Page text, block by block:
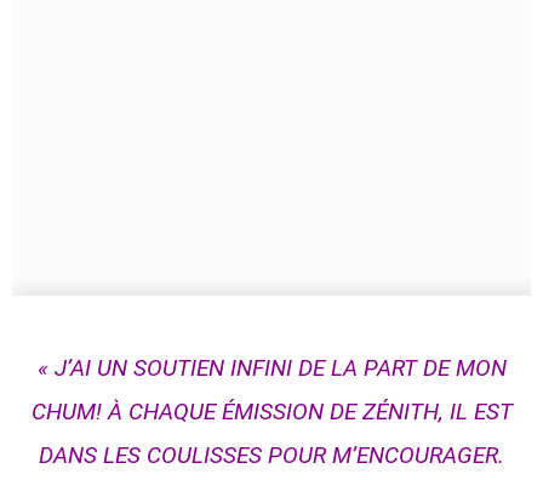
« J’AI UN SOUTIEN INFINI DE LA PART DE MON
CHUM! À CHAQUE ÉMISSION DE ZÉNITH, IL EST
DANS LES COULISSES POUR M’ENCOURAGER.